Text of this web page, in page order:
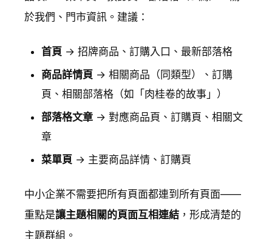
於我們、門市資訊。建議：
首頁 → 招牌商品、訂購入口、最新部落格
商品詳情頁 → 相關商品（同類型）、訂購
頁、相關部落格（如「肉桂卷的故事」）
部落格文章 → 對應商品頁、訂購頁、相關文
章
菜單頁 → 主要商品詳情、訂購頁
中小企業不需要把所有頁面都連到所有頁面——
重點是讓主題相關的頁面互相連結 ，形成清楚的
主題群組。